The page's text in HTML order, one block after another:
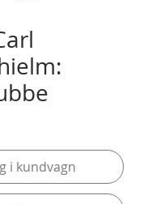
i kundvagn